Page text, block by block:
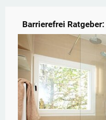
Barrierefrei Ratgeber: